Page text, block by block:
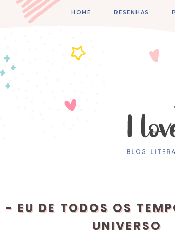
HOME RESENHAS
- EU DE TODOS OS
UNIVERSO